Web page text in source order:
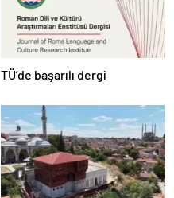
TÜ’de başarılı dergi